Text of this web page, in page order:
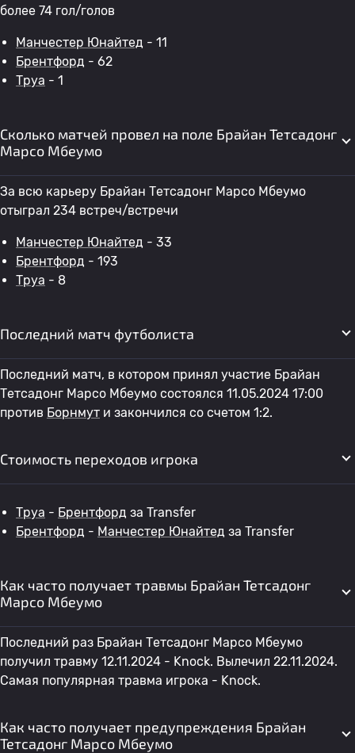
более 74 гол/голов
Манчестер Юнайтед - 11
Брентфорд - 62
Труа - 1
Сколько матчей провел на поле Брайан Тетсадонг
Марсо Мбеумо
За всю карьеру Брайан Тетсадонг Марсо Мбеумо
отыграл 234 встреч/встречи
Манчестер Юнайтед - 33
Брентфорд - 193
Труа - 8
Последний матч футболиста
Последний матч, в котором принял участие Брайан
Тетсадонг Марсо Мбеумо состоялся 11.05.2024 17:00
против Борнмут и закончился со счетом 1:2.
Стоимость переходов игрока
Труа - Брентфорд за Transfer
Брентфорд - Манчестер Юнайтед за Transfer
Как часто получает травмы Брайан Тетсадонг
Марсо Мбеумо
Последний раз Брайан Тетсадонг Марсо Мбеумо
получил травму 12.11.2024 - Knock. Вылечил 22.11.2024.
Самая популярная травма игрока - Knock.
Как часто получает предупреждения Брайан
Тетсадонг Марсо Мбеумо